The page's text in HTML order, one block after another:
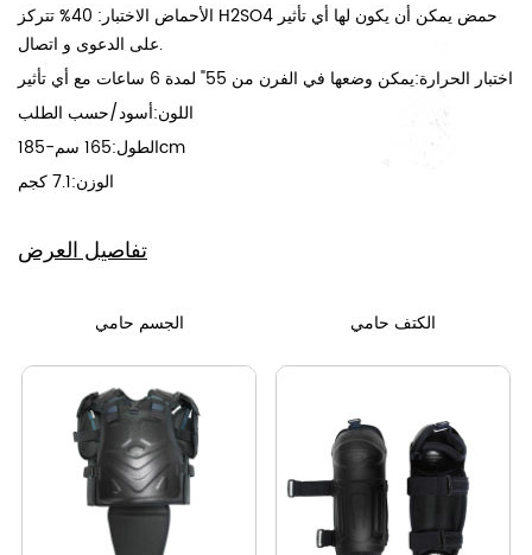
الأحماض الاختبار: 40% تتركز H2SO4 حمض يمكن أن يكون لها أي تأثير
على الدعوى و اتصال.
اختبار الحرارة:يمكن وضعها في الفرن من 55" لمدة 6 ساعات مع أي تأثير
اللون:أسود/حسب الطلب
الطول:165 سم-185cm
الوزن:7.1 كجم
تفاصيل العرض
الجسم حامي الكتف حامي